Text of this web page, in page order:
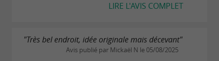
LIRE L'AVIS COMPLET
"Très bel endroit, idée originale mais décevant"
Avis publié par Mickaël N le 05/08/2025